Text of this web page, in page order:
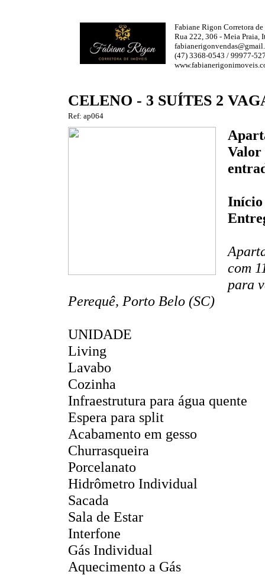
Fabiane Rigon Corretora
Rua 222, 306 - Meia Praia,
(47) 3368-0543 / 99977-
CELENO - 3 SUÍTES 2
Ref: ap064
Valor
Início
com
para
Perequê, Porto Belo (SC)
UNIDADE
Living
Lavabo
Cozinha
Infraestrutura para água quente
Espera para split
Acabamento em gesso
Churrasqueira
Porcelanato
Hidrômetro Individual
Sacada
Sala de Estar
Interfone
Gás Individual
Aquecimento a Gás